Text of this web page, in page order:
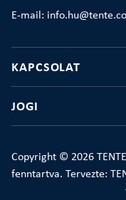
E-mail:
KAPCSOLAT
JOGI
Copyright © 2026
fenntartva. Tervezte: